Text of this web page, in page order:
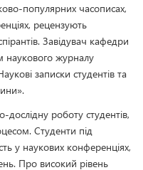
популярних часописах,
рецензують
Завідувач кафедри
наукового журналу
записки студентів та
роботу студентів,
Студенти під
у наукових конференціях,
Про високий рівень